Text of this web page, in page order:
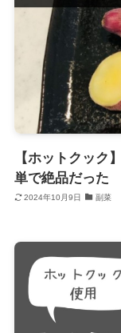
【ホットクック
単で絶品だった
2024年10月9日 副菜